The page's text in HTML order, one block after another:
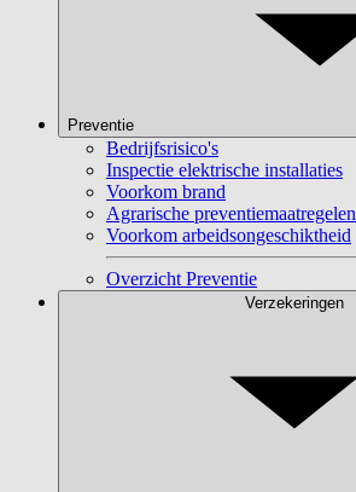
Preventie
Bedrijfsrisico's
Inspectie elektrische installaties
Voorkom brand
Agrarische preventiemaatregelen
Voorkom arbeidsongeschiktheid
Overzicht Preventie
Verzekeringen